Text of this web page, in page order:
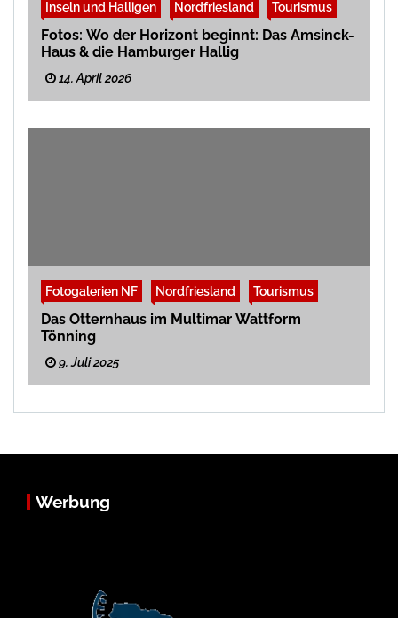
Inseln und Halligen
Nordfriesland Tourismus
Fotos: Wo der Horizont beginnt: Das Amsinck-
Haus & die Hamburger Hallig
14. April 2026
Fotogalerien NF Nordfriesland Tourismus
Das Otternhaus im Multimar Wattform
Tönning
9. Juli 2025
Werbung